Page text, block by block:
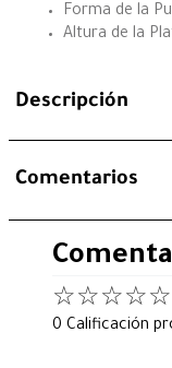
Forma de la
Altura de la
Descripción
Comentarios
☆☆☆☆☆
0 Calificación